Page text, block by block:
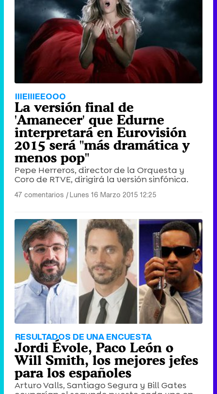
IIIEIIIEEOOO
La versión final de
'Amanecer' que Edurne
interpretará en Eurovisión
2015 será "más dramática y
menos pop"
Pepe Herreros, director de la Orquesta y
Coro de RTVE, dirigirá la versión sinfónica.
47 comentarios |Lunes 16 Marzo 2015 12:25
RESULTADOS DE UNA ENCUESTA
Jordi Évole, Paco León o
Will Smith, los mejores jefes
para los españoles
Arturo Valls, Santiago Segura y Bill Gates